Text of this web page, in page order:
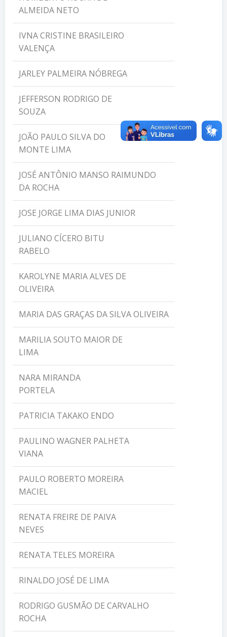
ALMEIDA NETO
IVNA CRISTINE BRASILEIRO
VALENÇA
JARLEY PALMEIRA NÓBREGA
JEFFERSON RODRIGO DE
SOUZA
JOÃO PAULO SILVA DO
MONTE LIMA
JOSÉ ANTÔNIO MANSO RAIMUNDO
DA ROCHA
JOSE JORGE LIMA DIAS JUNIOR
JULIANO CÍCERO BITU
RABELO
KAROLYNE MARIA ALVES DE
OLIVEIRA
MARIA DAS GRAÇAS DA SILVA OLIVEIRA
MARILIA SOUTO MAIOR DE
LIMA
NARA MIRANDA
PORTELA
PATRICIA TAKAKO ENDO
PAULINO WAGNER PALHETA
VIANA
PAULO ROBERTO MOREIRA
MACIEL
RENATA FREIRE DE PAIVA
NEVES
RENATA TELES MOREIRA
RINALDO JOSÉ DE LIMA
RODRIGO GUSMÃO DE CARVALHO
ROCHA